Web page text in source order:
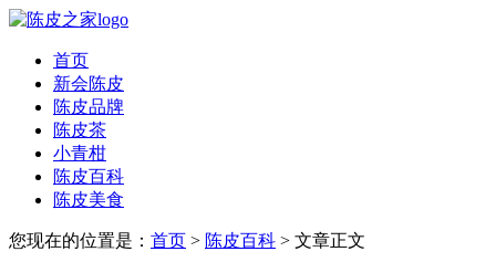
首页
新会陈皮
陈皮品牌
陈皮茶
小青柑
陈皮百科
陈皮美食
您现在的位置是： 首页 > 陈皮百科 > 文章正文